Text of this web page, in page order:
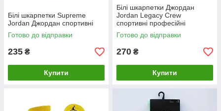
Білі шкарпетки Supreme
Jordan Джордан спортивні
Готово до відправки
235 ₴
Купити
Білі шкарпетки Джордан
Jordan Legacy Crew
спортивні професійні
Готово до відправки
270 ₴
Купити